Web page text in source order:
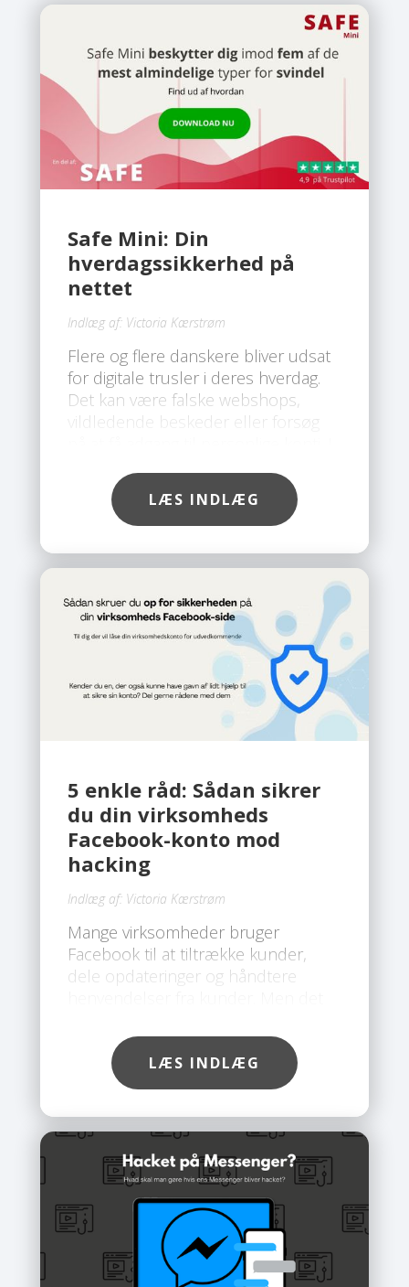
Safe Mini: Din
hverdagssikkerhed på
nettet
Indlæg af: Victoria Kærstrøm
Flere og flere danskere bliver udsat
for digitale trusler i deres hverdag.
Det kan være falske webshops,
vildledende beskeder eller forsøg
mere avancerede, er der behov for
en løsning, der giver en mere
omfattende beskyttelse end klassisk
antivirus. Her skiller Safe Mini sig ud.
LÆS INDLÆG
5 enkle råd: Sådan sikrer
du din virksomheds
Facebook-konto mod
hacking
Indlæg af: Victoria Kærstrøm
Mange virksomheder bruger
Facebook til at tiltrække kunder,
dele opdateringer og håndtere
mål for hackere. Desværre ser vi hos
Safe, at flere og flere
virksomhedskonti bliver hacket, ofte
gode nyhed er, at du med få simple
skridt kan beskytte din konto. Du
behøver ikke være teknisk ekspert,
så længe du følger rådene
herunder.
LÆS INDLÆG